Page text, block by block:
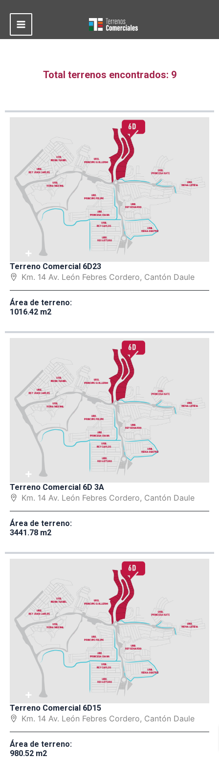
contenido
Main
Total terrenos encontrados: 9
+
Terreno Comercial 6D23
Km. 14 Av. León Febres Cordero, Cantón Daule
Área de terreno:
1016.42 m2
+
Terreno Comercial 6D 3A
Km. 14 Av. León Febres Cordero, Cantón Daule
Área de terreno:
3441.78 m2
+
Terreno Comercial 6D15
Km. 14 Av. León Febres Cordero, Cantón Daule
Área de terreno:
980.52 m2